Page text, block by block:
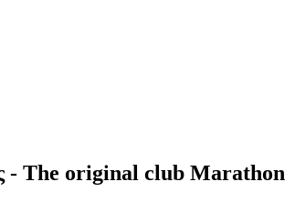
- The original club Marathon